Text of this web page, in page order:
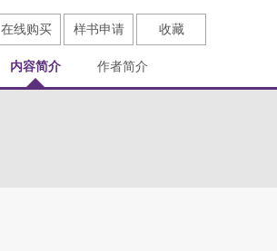
在线购买 样书申请 收藏
内容简介 作者简介